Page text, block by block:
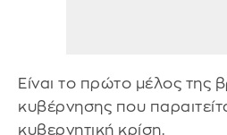
Είναι το πρώτο μέλος της
κυβέρνησης που
κυβερνητική κρίση.